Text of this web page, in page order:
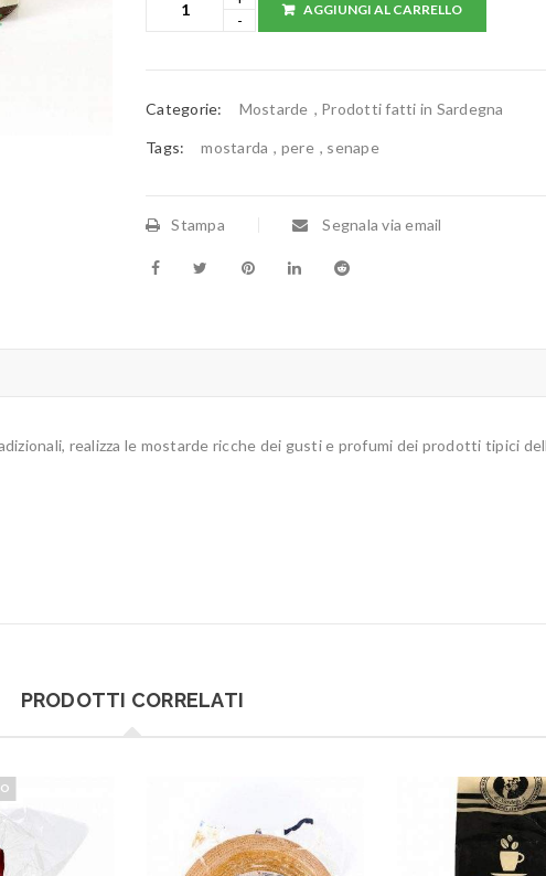
AGGIUNGI AL CARRELLO
Categorie: Mostarde , Prodotti fatti in Sardegna
Tags: mostarda , pere , senape
Stampa Segnala via email
realizza le mostarde ricche dei gusti e profumi dei prodotti tipici
PRODOTTI CORRELATI